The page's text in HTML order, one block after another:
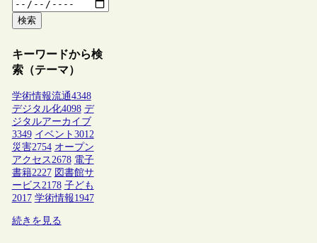
検索
キーワードから検
索（テーマ）
学術情報流通4348
デジタル化4098 デ
ジタルアーカイブ
3349 イベント 3012
災害2754 オープン
アクセス 2678 電子
書籍2227 図書館サ
ービス 2178 子ども
2017 学術情報1947
続きを見る